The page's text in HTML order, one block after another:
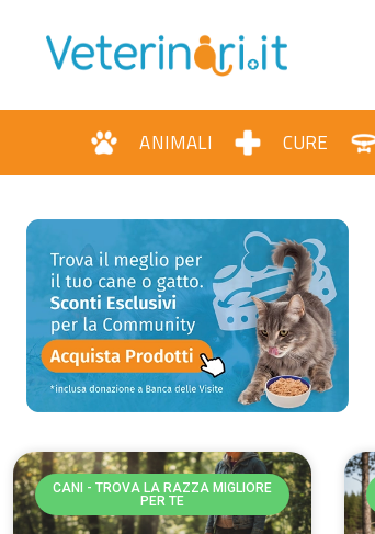
ANIMALI CURE
CANI - TROVA LA RAZZA MIGLIORE
PER TE